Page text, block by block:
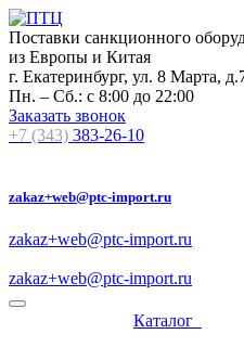
Поставки санкционного
из Европы и Китая
г. Екатеринбург, ул. 8 Марта,
Пн. – Сб.: с 8:00 до 22:00
Заказать звонок
+7 (343) 383-26-10
zakaz+web@ptc-import.ru
zakaz+web@ptc-import.ru
zakaz+web@ptc-import.ru
Каталог